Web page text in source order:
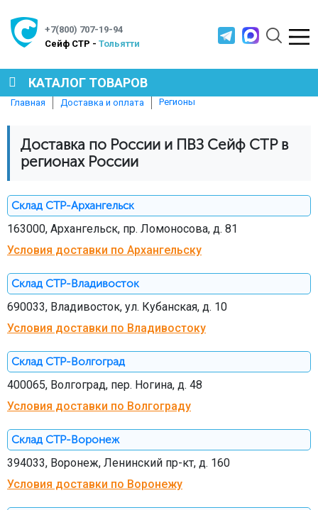
+7(800) 707-19-94
Cейф СТР - Тольятти
КАТАЛОГ ТОВАРОВ
ПРОИЗВОДСТВЕННАЯ МЕБЕЛЬ
МЕДИЦИНСКАЯ МЕБЕЛЬ
СИСТЕМЫ ХРАНЕНИЯ
Главная Доставка и оплата Регионы
Доставка по России и ПВЗ Сейф СТР в
регионах России
Склад СТР-Архангельск
163000, Архангельск, пр. Ломоносова, д. 81
Условия доставки по Архангельску
Склад СТР-Владивосток
690033, Владивосток, ул. Кубанская, д. 10
Условия доставки по Владивостоку
Склад СТР-Волгоград
400065, Волгоград, пер. Ногина, д. 48
Условия доставки по Волгограду
Склад СТР-Воронеж
394033, Воронеж, Ленинский пр-кт, д. 160
Условия доставки по Воронежу